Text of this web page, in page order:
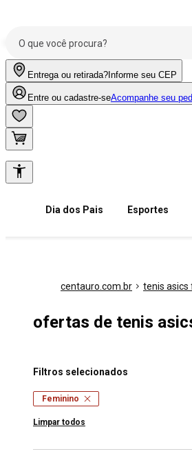
Entrega ou retirada? Informe seu CEP
Entre ou cadastre-seAcompanhe seu
Dia dos Pais Esportes
centauro.com.br tenis asics
ofertas de tenis
Filtros selecionados
Feminino
Limpar todos